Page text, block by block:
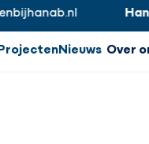
Hanab.
Nieuws Over